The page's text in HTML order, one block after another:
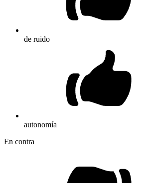
de ruido
autonomía
En contra